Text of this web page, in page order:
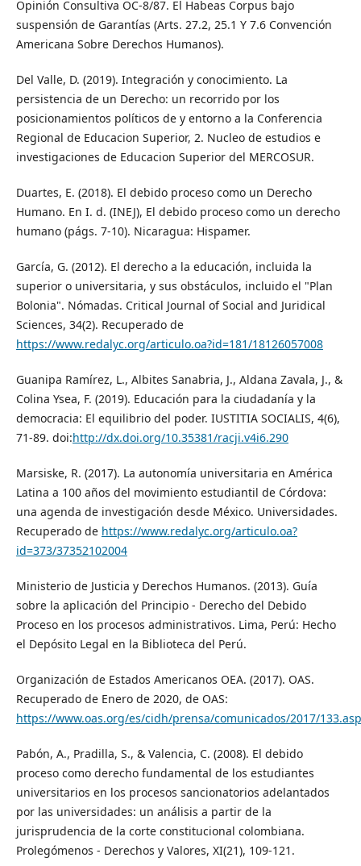
Opinión Consultiva OC-8/87. El Habeas Corpus bajo
suspensión de Garantías (Arts. 27.2, 25.1 Y 7.6 Convención
Americana Sobre Derechos Humanos).
Del Valle, D. (2019). Integración y conocimiento. La
persistencia de un Derecho: un recorrido por los
posicionamientos políticos de y entorno a la Conferencia
Regional de Educacion Superior, 2. Nucleo de estudios e
investigaciones de Educacion Superior del MERCOSUR.
Duartes, E. (2018). El debido proceso como un Derecho
Humano. En I. d. (INEJ), El debido proceso como un derecho
humano (págs. 7-10). Nicaragua: Hispamer.
García, G. (2012). El derecho a la educación, incluida la
superior o universitaria, y sus obstáculos, incluido el "Plan
Bolonia". Nómadas. Critical Journal of Social and Juridical
Sciences, 34(2). Recuperado de
https://www.redalyc.org/articulo.oa?id=181/18126057008
Guanipa Ramírez, L., Albites Sanabria, J., Aldana Zavala, J., &
Colina Ysea, F. (2019). Educación para la ciudadanía y la
democracia: El equilibrio del poder. IUSTITIA SOCIALIS, 4(6),
71-89. doi:http://dx.doi.org/10.35381/racji.v4i6.290
Marsiske, R. (2017). La autonomía universitaria en América
Latina a 100 años del movimiento estudiantil de Córdova:
una agenda de investigación desde México. Universidades.
Recuperado de https://www.redalyc.org/articulo.oa?
id=373/37352102004
Ministerio de Justicia y Derechos Humanos. (2013). Guía
sobre la aplicación del Principio - Derecho del Debido
Proceso en los procesos administrativos. Lima, Perú: Hecho
el Depósito Legal en la Biblioteca del Perú.
Organización de Estados Americanos OEA. (2017). OAS.
Recuperado de Enero de 2020, de OAS:
https://www.oas.org/es/cidh/prensa/comunicados/2017/133.asp
Pabón, A., Pradilla, S., & Valencia, C. (2008). El debido
proceso como derecho fundamental de los estudiantes
universitarios en los procesos sancionatorios adelantados
por las universidades: un análisis a partir de la
jurisprudencia de la corte constitucional colombiana.
Prolegómenos - Derechos y Valores, XI(21), 109-121.